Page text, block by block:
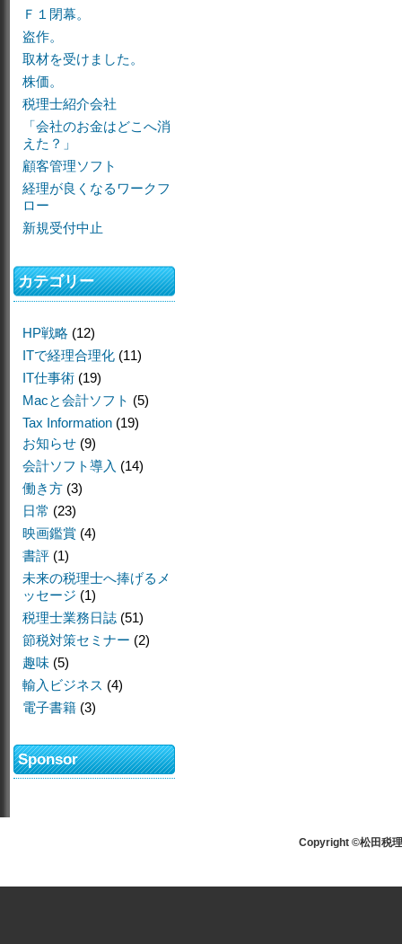
Ｆ１閉幕。
盗作。
取材を受けました。
株価。
税理士紹介会社
「会社のお金はどこへ消
えた？」
顧客管理ソフト
経理が良くなるワークフ
ロー
新規受付中止
カテゴリー
HP戦略 (12)
ITで経理合理化 (11)
IT仕事術 (19)
Macと会計ソフト (5)
Tax Information (19)
お知らせ (9)
会計ソフト導入 (14)
働き方 (3)
日常 (23)
映画鑑賞 (4)
書評 (1)
未来の税理士へ捧げるメ
ッセージ (1)
税理士業務日誌 (51)
節税対策セミナー (2)
趣味 (5)
輸入ビジネス (4)
電子書籍 (3)
Sponsor
Copyright ©松田税